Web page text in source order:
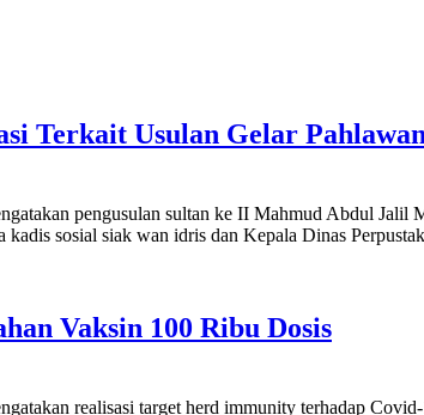
Terkait Usulan Gelar
pengusulan sultan ke II Mahmud Abdul Jalil
kadis sosial siak wan idris dan Kepala Dinas
Vaksin 100 Ribu Dosis
realisasi target herd immunity terhadap